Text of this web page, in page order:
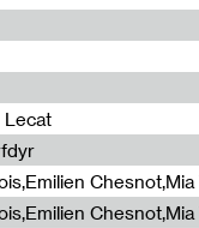
Lecat